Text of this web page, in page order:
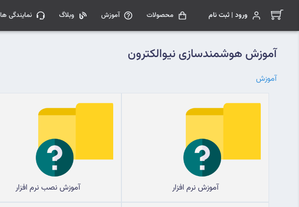
ورود | ثبت نام محصولات آموزش وبلاگ نمایندگی ها
آموزش هوشمندسازی نیوالکترون
آموزش
آموزش نرم افزار آموزش نصب نرم افزار